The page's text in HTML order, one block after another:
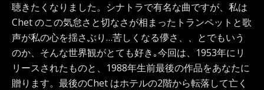
聴きたくなりました。シナトラで有名な曲ですが、私は
Chet のこの気怠さと切なさが相まったトランペットと歌
声が私の心を揺さぶり…苦しくなる儚さ、、とでもいう
のか、そんな世界観がとても好き｡今回は、1953年にリ
リースされたものと、1988年生前最後の作品をあなたに
贈ります。最後のChet はホテルの2階から転落して亡く